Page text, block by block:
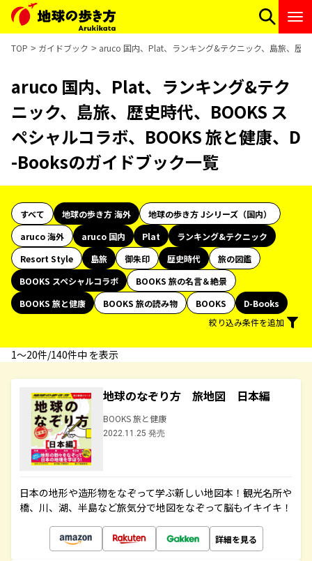
TOP ガイドブック aruco 国内、Plat、ランキング&テクニック、島旅、歴
aruco 国内、Plat、ランキング&テク
ニック、島旅、歴史時代、BOOKS ス
ペシャルコラボ、BOOKS 旅と健康、D
-Booksのガイドブック一覧
すべて 地球の歩き方 海外
地球の歩き方 Jシリーズ（国内）
aruco 海外
aruco 国内 Plat
ランキング&テクニック
Resort Style
島旅 御朱印 歴史時代
旅の図鑑
BOOKS スペシャルコラボ
BOOKS 旅の名言＆絶景
BOOKS 旅と健康
BOOKS 旅の読み物 BOOKS
D-Books
絞り込み条件を追加
1〜20件/140件中 を表示
地球のなぞり方 旅地図 日本編
BOOKS 旅と健康
2022.11.25 発売
日本の地形や造形物をなぞって学ぶ新しい地図本！観光名所や
橋、川、湖、半島など旅気分で地図をなぞって脳もイキイキ！
詳細を見る